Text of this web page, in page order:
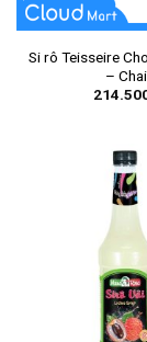
Si rô Teisseire
– Chai